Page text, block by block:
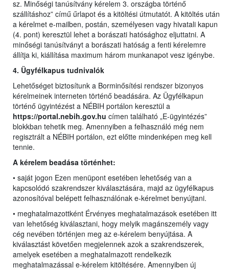
sz. Minőségi tanúsítvány kérelem 3. országba történő
szállításhoz” című űrlapot és a kitöltési útmutatót. A kitöltés után
a kérelmet e-mailben, postán, személyesen vagy hivatali kapun
(4. pont) keresztül lehet a borászati hatósághoz eljuttatni. A
minőségi tanúsítványt a borászati hatóság a fenti kérelemre
állítja ki, kiállítása maximum három munkanapot vesz igénybe.
4. Ügyfélkapus tudnivalók
Lehetőséget biztosítunk a Borminősítési rendszer bizonyos
kérelmeinek interneten történő beadására. Az Ügyfélkapun
történő ügyintézést a NÉBIH portálon keresztül a
https://portal.nebih.gov.hu címen található „E-ügyintézés”
blokkban tehetik meg. Amennyiben a felhasználó még nem
regisztrált a NÉBIH portálon, ezt előtte mindenképen meg kell
tennie.
A kérelem beadása történhet:
• saját jogon Ezen menüpont esetében lehetőség van a
kapcsolódó szakrendszer kiválasztására, majd az ügyfélkapus
azonosítóval belépett felhasználónak e-kérelmet benyújtani.
• meghatalmazottként Érvényes meghatalmazások esetében itt
van lehetőség kiválasztani, hogy melyik magánszemély vagy
cég nevében történjen meg az e-kérelem benyújtása. A
kiválasztást követően megjelennek azok a szakrendszerek,
amelyek esetében a meghatalmazott rendelkezik
meghatalmazással e-kérelem kitöltésére. Amennyiben új